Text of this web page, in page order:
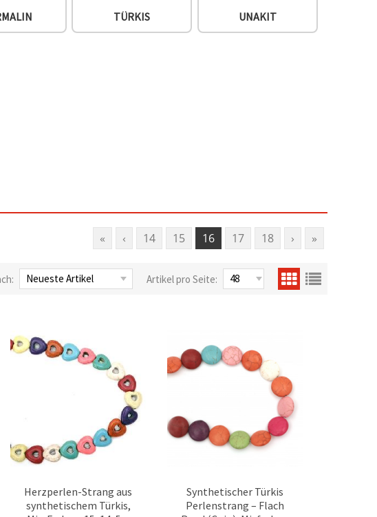
TÜRKIS UNAKIT
« ‹ 14 15 16 17 18 › »
Artikel pro Seite:
Herzperlen-Strang aus
synthetischem Türkis,
Synthetischer Türkis
Perlenstrang – Flach